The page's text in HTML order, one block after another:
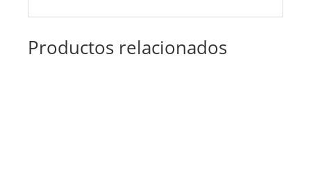
Productos relacionados